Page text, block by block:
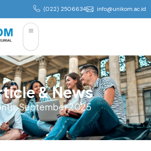
(022) 2506634 info@unikom.ac.id
& News
September 2025